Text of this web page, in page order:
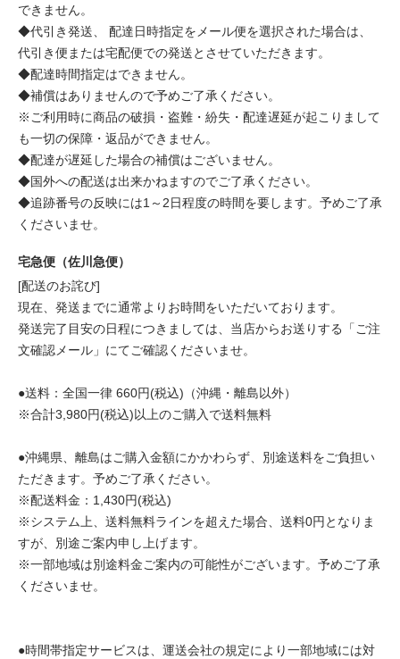
できません。
◆代引き発送、 配達日時指定をメール便を選択された場合は、
代引き便または宅配便での発送とさせていただきます。
◆配達時間指定はできません。
◆補償はありませんので予めご了承ください。
※ご利用時に商品の破損・盗難・紛失・配達遅延が起こりまして
も一切の保障・返品ができません。
◆配達が遅延した場合の補償はございません。
◆国外への配送は出来かねますのでご了承ください。
◆追跡番号の反映には1～2日程度の時間を要します。予めご了承
くださいませ。
宅急便（佐川急便）
[配送のお詫び]
現在、発送までに通常よりお時間をいただいております。
発送完了目安の日程につきましては、当店からお送りする「ご注
文確認メール」にてご確認くださいませ。
●送料：全国一律 660円(税込)（沖縄・離島以外）
※合計3,980円(税込)以上のご購入で送料無料
●沖縄県、離島はご購入金額にかかわらず、別途送料をご負担い
ただきます。予めご了承ください。
※配送料金：1,430円(税込)
※システム上、送料無料ラインを超えた場合、送料0円となりま
すが、別途ご案内申し上げます。
※一部地域は別途料金ご案内の可能性がございます。予めご了承
くださいませ。
●時間帯指定サービスは、運送会社の規定により一部地域には対